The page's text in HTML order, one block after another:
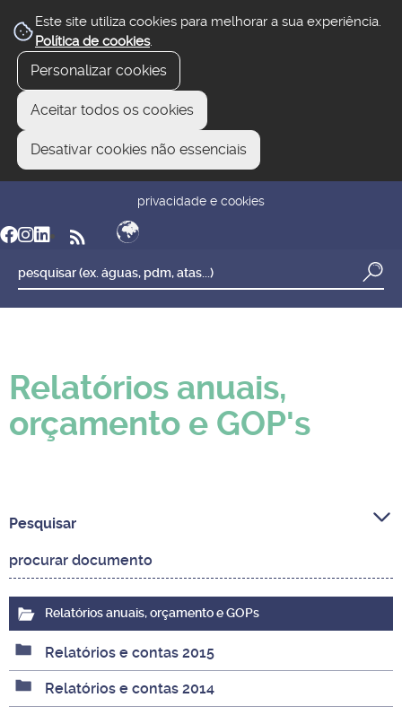
Este site utiliza cookies para melhorar a sua experiência.
Política de cookies.
Personalizar cookies
Aceitar todos os cookies
Desativar cookies não essenciais
privacidade e cookies
Relatórios anuais,
orçamento e GOP's
Pesquisar
Relatórios anuais, orçamento e GOPs
Relatórios e contas 2015
Relatórios e contas 2014